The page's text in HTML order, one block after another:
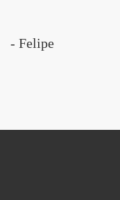
- Felipe